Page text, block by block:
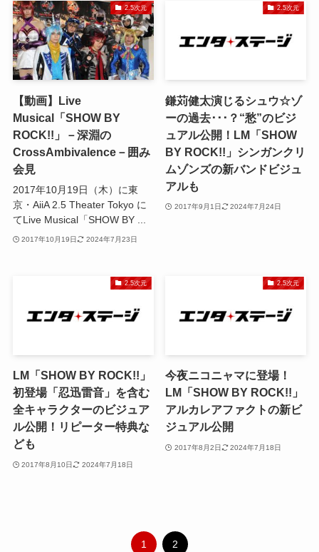
2.5次元
【動画】Live
Musical「SHOW BY
ROCK!!」－深淵の
CrossAmbivalence－囲み
会見
2017年10月19日（木）に東
京・AiiA 2.5 Theater Tokyo に
てLive Musical「SHOW BY ...
2017年10月19日 2024年7月23日
2.5次元
鎌苅健太演じるシュウ☆ゾ
ーの過去･･･？“愁”のビジ
ュアル公開！LM「SHOW
BY ROCK!!」シンガンクリ
ムゾンズの新バンドビジュ
アルも
2017年9月1日 2024年7月24日
2.5次元
LM「SHOW BY ROCK!!」
初登場「忍迅雷音」を含む
全キャラクターのビジュア
ル公開！リピーター特典な
ども
2017年8月10日 2024年7月18日
2.5次元
今夜ニコニャマに登場！
LM「SHOW BY ROCK!!」
アルカレアファクトの新ビ
ジュアル公開
2017年8月2日 2024年7月18日
1 2